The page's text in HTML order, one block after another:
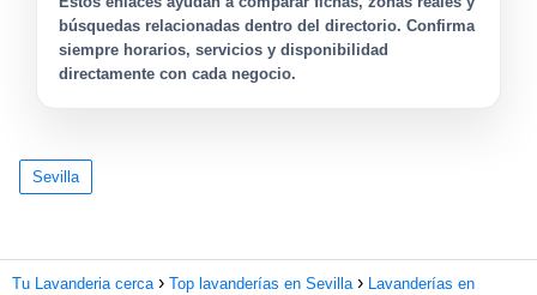
búsquedas relacionadas dentro del directorio. Confirma
siempre horarios, servicios y disponibilidad
directamente con cada negocio.
Sevilla
Tu Lavanderia cerca Top lavanderías en Sevilla
Lavanderías en